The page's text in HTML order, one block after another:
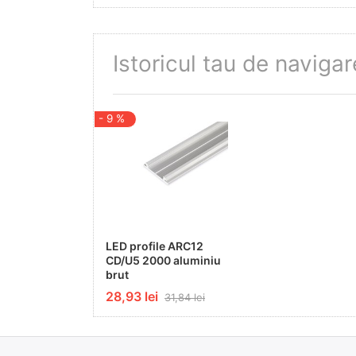
Istoricul tau de
- 9 %
LED profile ARC12
CD/U5 2000 aluminiu
brut
28,93 lei 31,84 lei